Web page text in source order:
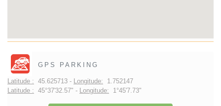
GPS PARKING
Latitude : 45.625713 - Longitude: 1.752147
Latitude : 45°37'32.57" - Longitude: 1°45'7.73"